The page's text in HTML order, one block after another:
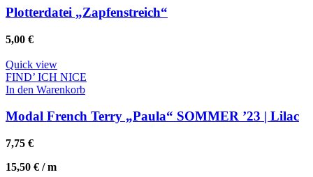
Produktseite
weist
mehrere
der
Produktseite
Plotterdatei „Zapfenstreich“
5,00 €
Quick view
FIND’ ICH NICE
In den Warenkorb
Modal French Terry „Paula“ SOMMER ’23 | Lilac
7,75 €
15,50 € /m